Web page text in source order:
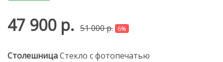
47 900 р. 51 000 р. 6%
СтолешницаСтекло с фотопечатью